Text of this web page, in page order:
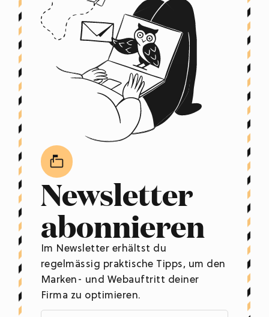
Newsletter
abonnieren
Im Newsletter erhältst du
regelmässig praktische Tipps, um den
Marken- und Webauftritt deiner
Firma zu optimieren.